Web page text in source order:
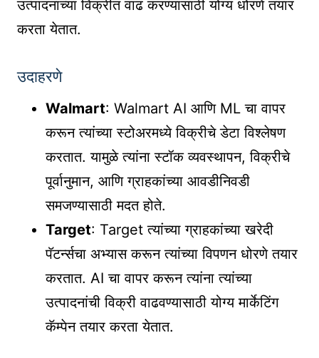
उत्पादनांच्या विक्रीत वाढ करण्यासाठी योग्य धोरणे तयार
करता येतात.
उदाहरणे
Walmart: Walmart AI आणि ML चा वापर
करून त्यांच्या स्टोअरमध्ये विक्रीचे डेटा विश्लेषण
करतात. यामुळे त्यांना स्टॉक व्यवस्थापन, विक्रीचे
पूर्वानुमान, आणि ग्राहकांच्या आवडीनिवडी
समजण्यासाठी मदत होते.
Target: Target त्यांच्या ग्राहकांच्या खरेदी
पॅटर्न्सचा अभ्यास करून त्यांच्या विपणन धोरणे तयार
करतात. AI चा वापर करून त्यांना त्यांच्या
उत्पादनांची विक्री वाढवण्यासाठी योग्य मार्केटिंग
कॅम्पेन तयार करता येतात.